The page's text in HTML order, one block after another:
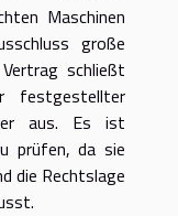
Maschinen
große
schließt
festgestellter
aus. Es ist
prüfen, da sie
die Rechtslage